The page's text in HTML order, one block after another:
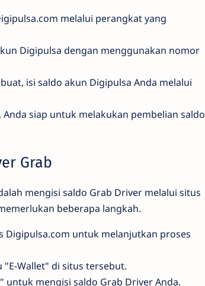
melalui perangkat yang
Digipulsa dengan menggunakan nomor
isi saldo akun Digipulsa Anda melalui
Anda siap untuk melakukan pembelian saldo
Grab
mengisi saldo Grab Driver melalui situs
beberapa langkah.
Digipulsa.com untuk melanjutkan proses
Wallet" di situs tersebut.
untuk mengisi saldo Grab Driver Anda.